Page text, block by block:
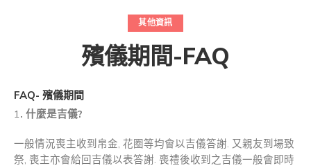
其他資訊
殯儀期間-FAQ
FAQ- 殯儀期間
1. 什麼是吉儀?
一般情況喪主收到帛金, 花圈等均會以吉儀答謝. 又親友到場致
祭, 喪主亦會給回吉儀以表答謝. 喪禮後收到之吉儀一般會即時